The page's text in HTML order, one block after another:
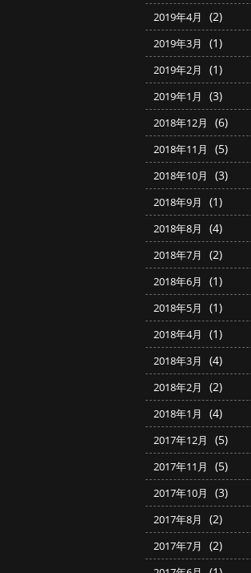
2019年4月 (2)
2019年3月 (1)
2019年2月 (1)
2019年1月 (3)
2018年12月 (6)
2018年11月 (5)
2018年10月 (3)
2018年9月 (1)
2018年8月 (4)
2018年7月 (2)
2018年6月 (1)
2018年5月 (1)
2018年4月 (1)
2018年3月 (4)
2018年2月 (2)
2018年1月 (4)
2017年12月 (5)
2017年11月 (5)
2017年10月 (3)
2017年8月 (2)
2017年7月 (2)